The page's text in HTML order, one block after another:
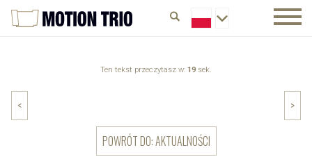
Ten tekst przeczytasz w: 19 sek.
< >
POWRÓT DO: AKTUALNOŚCI